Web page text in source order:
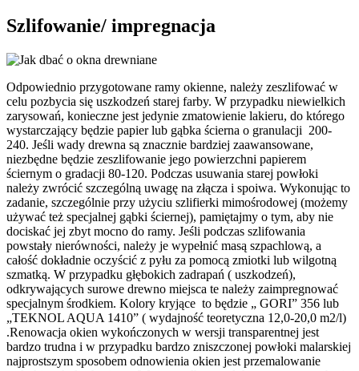
Szlifowanie/ impregnacja
Odpowiednio przygotowane ramy okienne, należy zeszlifować w
celu pozbycia się uszkodzeń starej farby. W przypadku niewielkich
zarysowań, konieczne jest jedynie zmatowienie lakieru, do którego
wystarczający będzie papier lub gąbka ścierna o granulacji 200-
240. Jeśli wady drewna są znacznie bardziej zaawansowane,
niezbędne będzie zeszlifowanie jego powierzchni papierem
ściernym o gradacji 80-120. Podczas usuwania starej powłoki
należy zwrócić szczególną uwagę na złącza i spoiwa. Wykonując to
zadanie, szczególnie przy użyciu szlifierki mimośrodowej (możemy
używać też specjalnej gąbki ściernej), pamiętajmy o tym, aby nie
dociskać jej zbyt mocno do ramy. Jeśli podczas szlifowania
powstały nierówności, należy je wypełnić masą szpachlową, a
całość dokładnie oczyścić z pyłu za pomocą zmiotki lub wilgotną
szmatką. W przypadku głębokich zadrapań ( uszkodzeń),
odkrywających surowe drewno miejsca te należy zaimpregnować
specjalnym środkiem. Kolory kryjące to będzie „ GORI” 356 lub
„TEKNOL AQUA 1410” ( wydajność teoretyczna 12,0-20,0 m2/l)
.Renowacja okien wykończonych w wersji transparentnej jest
bardzo trudna i w przypadku bardzo zniszczonej powłoki malarskiej
najprostszym sposobem odnowienia okien jest przemalowanie